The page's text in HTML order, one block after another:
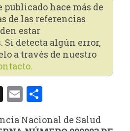
hace más de
de las referencias
estar
Si detecta algún error,
a través de nuestro
X Email
Nacional de Salud